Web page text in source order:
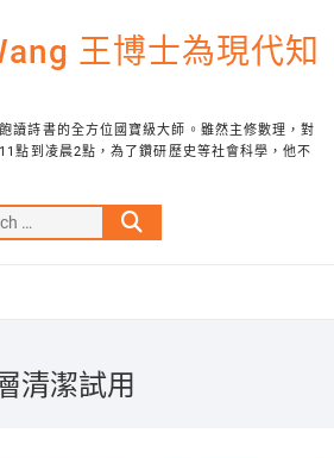
王博士為現代知
讀詩書的全方位國寶級大師。雖然主修數理，對
點到凌晨2點，為了鑽研歷史等社會科學，他不
Search
…
清潔試用